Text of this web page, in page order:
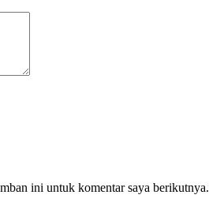
ini untuk komentar saya berikutnya.